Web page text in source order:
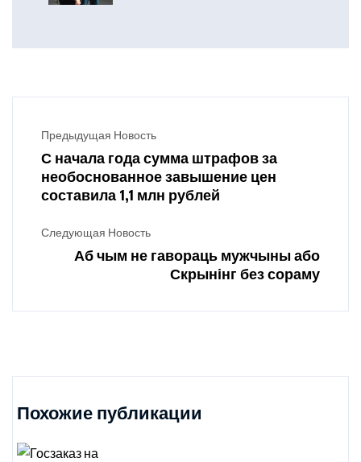
Предыдущая Новость
С начала года сумма штрафов за
необоснованное завышение цен
составила 1,1 млн рублей
Следующая Новость
Аб чым не гавораць мужчыны або
Скрынінг без сораму
Похожие публикации